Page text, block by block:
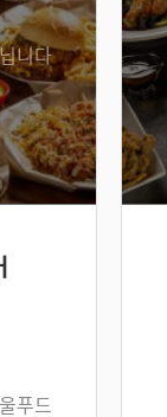
니다
푸드